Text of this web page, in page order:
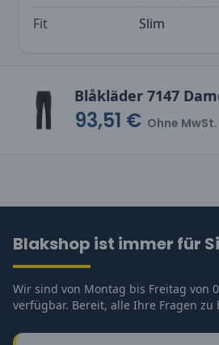
Fit
Slim
93,51 € Ohne MwSt.
Blakshop ist immer für
Wir sind von Montag bis Freitag von
verfügbar. Bereit, alle Ihre Fragen zu